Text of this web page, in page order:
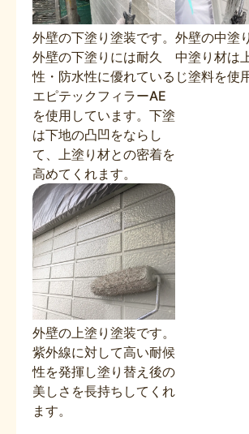
外壁の下塗り塗装です。
外壁の下塗りには耐久
性・防水性に優れている
エピテックフィラーAE
を使用しています。下塗
は下地の凸凹をならし
て、上塗り材との密着を
高めてくれます。
外壁の中塗
中塗り材は
じ塗料を使
外壁の上塗り塗装です。
紫外線に対して高い耐候
性を発揮し塗り替え後の
美しさを長持ちしてくれ
ます。